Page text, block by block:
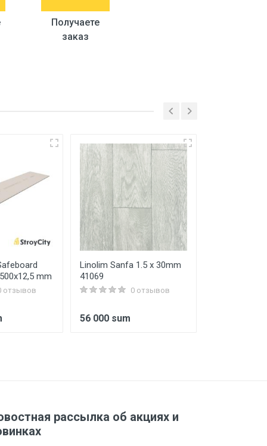
Получаете
заказ
mm
отзывов
Linolim Sanfa 1.5 x 30mm
41069
0 отзывов
56 000 sum
рассылка об акциях и